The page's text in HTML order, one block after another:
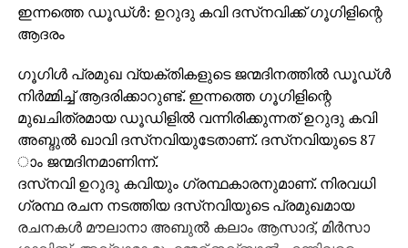
ഇന്നത്തെ ഡൂഡ്ള്‍: ഉറുദു കവി ദസ്‌നവിക്ക് ഗൂഗിളിന്റെ
ആദരം
ഗൂഗിള്‍ പ്രമുഖ വ്യക്തികളുടെ ജന്മദിനത്തില്‍ ഡൂഡ്ള്‍
നിര്‍മ്മിച്ച് ആദരിക്കാറുണ്ട്. ഇന്നത്തെ ഗൂഗിളിന്റെ
മുഖചിത്രമായ ഡൂഡിളില്‍ വന്നിരിക്കുന്നത് ഉറുദു കവി
അബ്ദുല്‍ ഖാവി ദസ്‌നവിയുടേതാണ്. ദസ്‌നവിയുടെ 87
ാം ജന്മദിനമാണിന്ന്.
ദസ്‌നവി ഉറുദു കവിയും ഗ്രന്ഥകാരനുമാണ്. നിരവധി
ഗ്രന്ഥ രചന നടത്തിയ ദസ്‌നവിയുടെ പ്രമുഖമായ
രചനകള്‍ മൗലാനാ അബുല്‍ കലാം ആസാദ്, മിര്‍സാ